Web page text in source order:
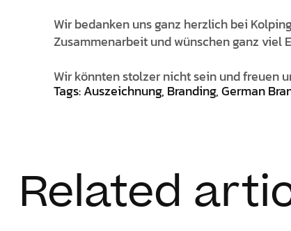
Wir bedanken uns ganz herzlich bei
Zusammenarbeit und wünschen ganz viel
Wir könnten stolzer nicht sein und freuen
Tags: Auszeichnung, Branding, German
Related